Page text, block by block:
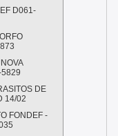
D061-
DE
14/02
FONDEF -